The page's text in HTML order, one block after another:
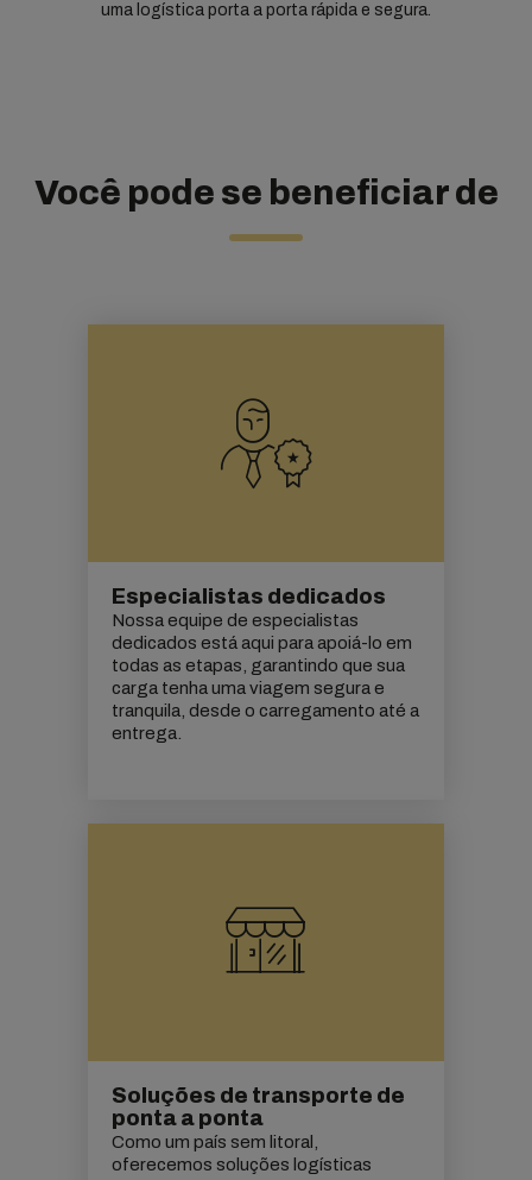
uma logística porta a porta rápida e segura.
Você pode se beneficiar de
Especialistas dedicados
Nossa equipe de especialistas
dedicados está aqui para apoiá-lo em
todas as etapas, garantindo que sua
carga tenha uma viagem segura e
tranquila, desde o carregamento até a
entrega.
Soluções de transporte de
ponta a ponta
Como um país sem litoral,
oferecemos soluções logísticas